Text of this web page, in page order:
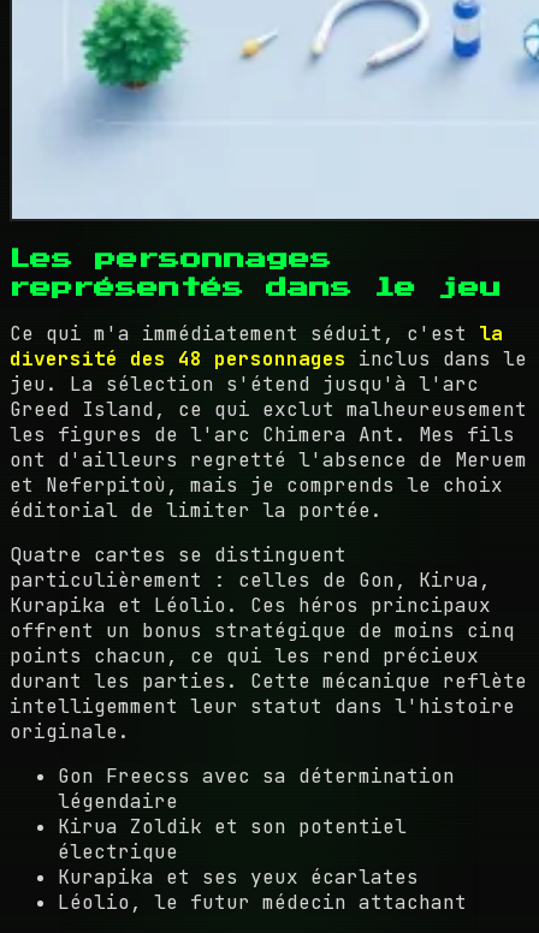
Les personnages
représentés dans le jeu
Ce qui m'a immédiatement séduit, c'est la
diversité des 48 personnages inclus dans le
jeu. La sélection s'étend jusqu'à l'arc
Greed Island, ce qui exclut malheureusement
les figures de l'arc Chimera Ant. Mes fils
ont d'ailleurs regretté l'absence de Meruem
et Neferpitoù, mais je comprends le choix
éditorial de limiter la portée.
Quatre cartes se distinguent
particulièrement : celles de Gon, Kirua,
Kurapika et Léolio. Ces héros principaux
offrent un bonus stratégique de moins cinq
points chacun, ce qui les rend précieux
durant les parties. Cette mécanique reflète
intelligemment leur statut dans l'histoire
originale.
Gon Freecss avec sa détermination
légendaire
Kirua Zoldik et son potentiel
électrique
Kurapika et ses yeux écarlates
Léolio, le futur médecin attachant